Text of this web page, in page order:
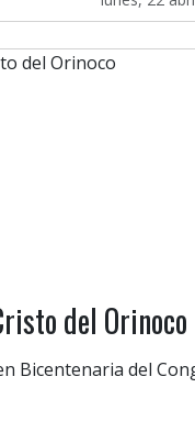
del Orinoco
Bicentenaria del